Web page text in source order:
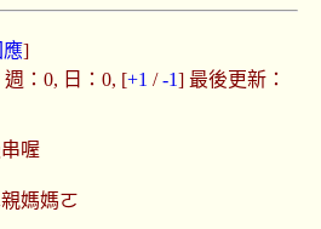
應]
：0, 日：0, [+1 /-1] 最後更新：
喔
媽媽ㄛ